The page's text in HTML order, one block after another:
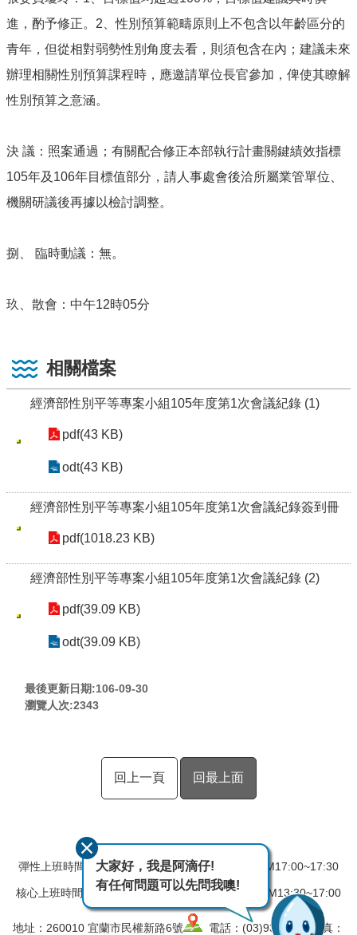
進，酌予修正。2、性別預算範疇原則上不包含以年齡區分的
青年，但從相對弱勢性別角度去看，則須包含在內；建議未來
辦理相關性別預算課程時，應邀請單位長官參加，俾使其瞭解
性別預算之意涵。
決 議：照案通過；有關配合修正本部執行計畫關鍵績效指標
105年及106年目標值部分，請人事處會後洽所屬業管單位、
機關研議後再據以檢討調整。
捌、 臨時動議：無。
玖、散會：中午12時05分
相關檔案
經濟部性別平等專案小組105年度第1次會議紀錄 (1)
pdf(43 KB)
odt(43 KB)
經濟部性別平等專案小組105年度第1次會議紀錄簽到冊
pdf(1018.23 KB)
經濟部性別平等專案小組105年度第1次會議紀錄 (2)
pdf(39.09 KB)
odt(39.09 KB)
最後更新日期:106-09-30
瀏覽人次:2343
回上一頁 回最上面
彈性上班時間：AM08:00~08:30 彈性下班時間：PM17:00~17:30
核心上班時間：星期一 ~ 星期五 AM08:30~12:30 PM13:30~17:00
地址：260010 宜蘭市民權新路6號 電話：(03)9324031 傳真：
大家好，我是阿滴仔!
有任何問題可以先問我噢!